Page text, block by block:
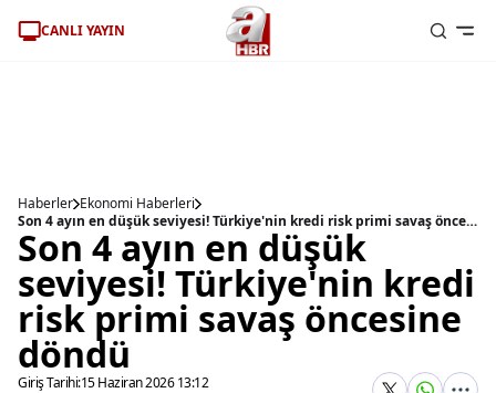
CANLI YAYIN
Haberler Ekonomi Haberleri
Son 4 ayın en düşük seviyesi! Türkiye'nin kredi risk primi savaş öncesine döndü
Son 4 ayın en düşük
seviyesi! Türkiye'nin kredi
risk primi savaş öncesine
döndü
Giriş Tarihi:15 Haziran 2026 13:12